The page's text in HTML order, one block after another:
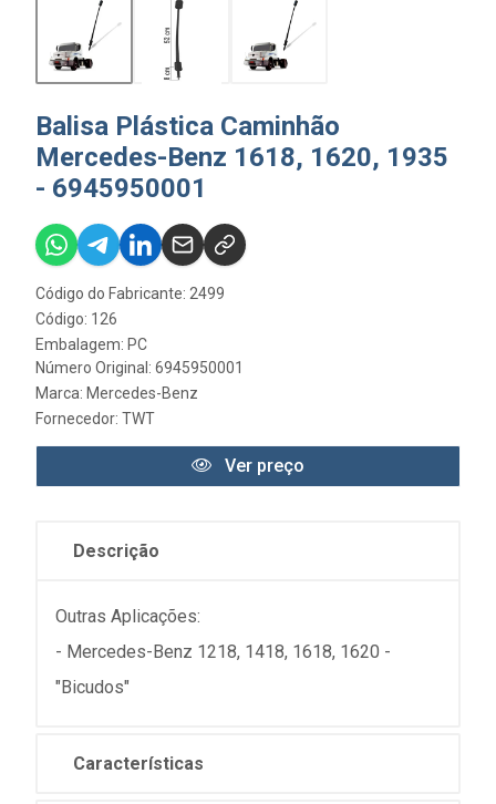
Balisa Plástica Caminhão
Mercedes-Benz 1618, 1620, 1935
- 6945950001
Código do Fabricante: 2499
Código: 126
Embalagem: PC
Número Original: 6945950001
Marca: Mercedes-Benz
Fornecedor: TWT
Ver preço
Descrição
Outras Aplicações:
- Mercedes-Benz 1218, 1418, 1618, 1620 -
"Bicudos"
Características